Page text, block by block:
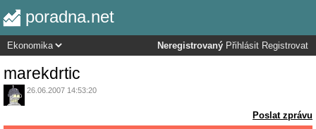
poradna.net
Neregistrovaný Přihlásit Registrovat
marekdrtic
26.06.2007 14:53:20
Poslat zprávu